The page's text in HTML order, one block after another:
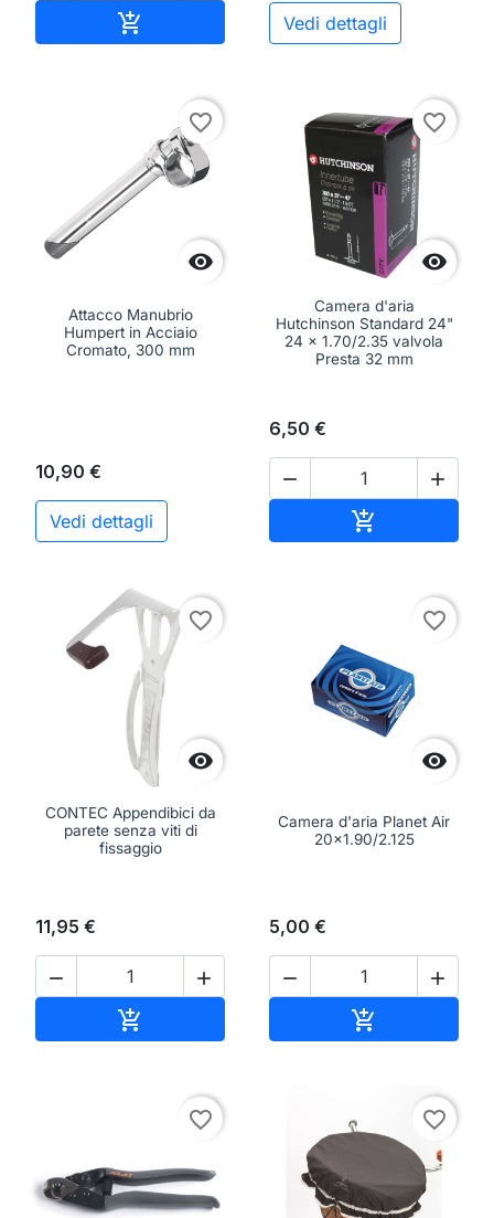
 Aggiungi al carrelloVedi dettagli

favorite_border
Attacco Manubrio
Humpert in Acciaio
Cromato, 300 mm
10,90 €
Vedi dettagli

favorite_border
Camera d'aria
Hutchinson Standard 24"
24 x 1.70/2.35 valvola
Presta 32 mm
6,50 €
 


favorite_border
CONTEC Appendibici da
parete senza viti di
fissaggio
11,95 €
 


favorite_border
Camera d'aria Planet Air
20x1.90/2.125
5,00 €
 

favorite_border favorite_border